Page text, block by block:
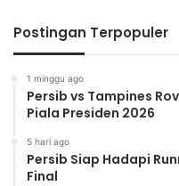
Postingan Terpopuler
1 minggu ago
Persib vs Tampines
Piala Presiden 2026
5 hari ago
Persib Siap Hadapi
Final